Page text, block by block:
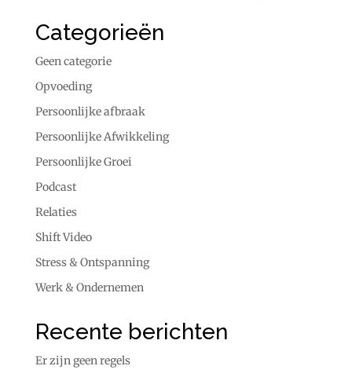
Categorieën
Geen categorie
Opvoeding
Persoonlijke afbraak
Persoonlijke Afwikkeling
Persoonlijke Groei
Podcast
Relaties
Shift Video
Stress & Ontspanning
Werk & Ondernemen
Recente berichten
Er zijn geen regels